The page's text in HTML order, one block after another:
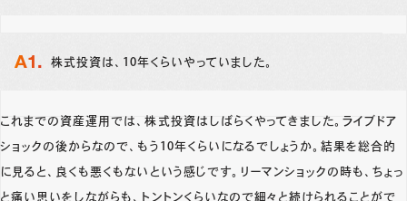
株式投資は、10年くらいやっていました。
これまでの資産運用では、株式投資はしばらくやってきました。ライブドア
ショックの後からなので、もう10年くらいになるでしょうか。結果を総合的
に見ると、良くも悪くもないという感じです。リーマンショックの時も、ちょっ
と痛い思いをしながらも、トントンくらいなので細々と続けられることがで